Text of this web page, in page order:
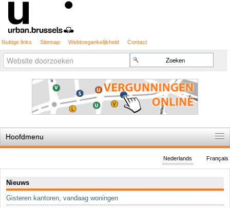
Nuttige links Sitemap Webtoegankelijkheid Contact
Zoek
Geavanceerd
zoeken...
Hoofdmenu
De spelregels
Stedenbouwkundige vergunning
Cartografie
Français
Nederlands
Nieuws
Gisteren kantoren, vandaag woningen